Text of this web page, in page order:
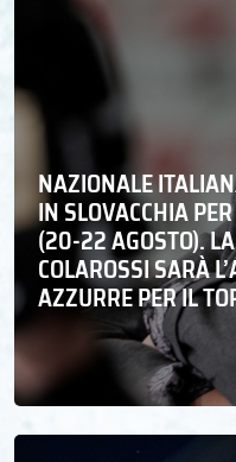
NAZIONALE
IN SLOVACCHIA
(20-22 AGOSTO).
COLAROSSI SARÀ
AZZURRE PER IL